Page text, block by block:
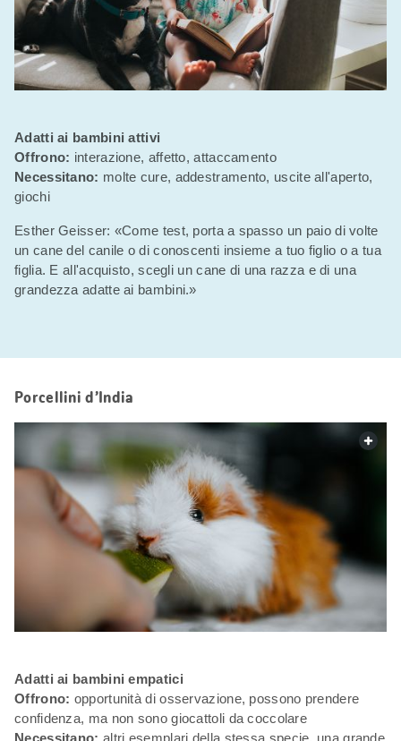
Adatti ai bambini attivi
Offrono: interazione, affetto, attaccamento
Necessitano: molte cure, addestramento, uscite all'aperto,
giochi
Esther Geisser: «Come test, porta a spasso un paio di volte
un cane del canile o di conoscenti insieme a tuo figlio o a tua
figlia. E all'acquisto, scegli un cane di una razza e di una
grandezza adatte ai bambini.»
Porcellini d’India
Adatti ai bambini empatici
Offrono: opportunità di osservazione, possono prendere
confidenza, ma non sono giocattoli da coccolare
Necessitano: altri esemplari della stessa specie, una grande